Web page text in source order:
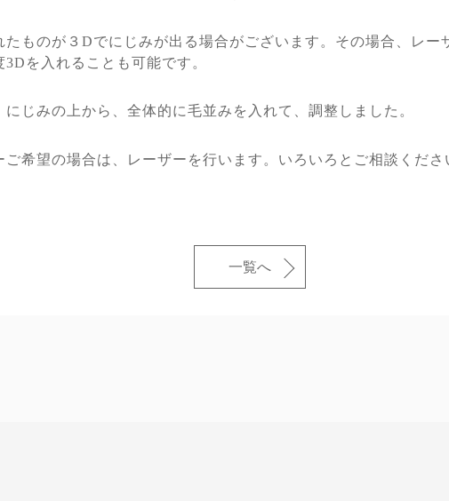
たものが３Dでにじみが出る場合がございます。その場合、レー
3Dを入れることも可能です。
にじみの上から、全体的に毛並みを入れて、調整しました。
ご希望の場合は、レーザーを行います。いろいろとご相談くださ
一覧へ